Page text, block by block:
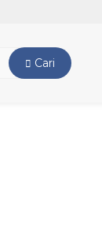
Cari